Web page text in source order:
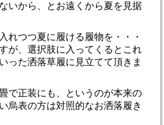
いから、とお遠くから夏を見据
れつつ夏に履ける履物を・・・
が、選択肢に入ってくるとこれ
った洒落草履に見立てて頂きま
で正装にも、というのが本来の
烏表の方は対照的なお洒落履き